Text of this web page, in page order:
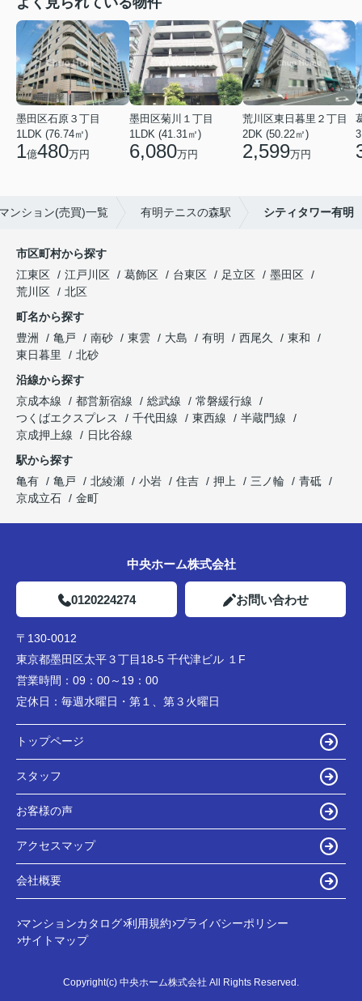
墨田区石原３丁目
1LDK (76.74㎡)
1億480万円
墨田区菊川１丁目
1LDK (41.31㎡)
6,080万円
荒川区東日暮里２丁目
2DK (50.22㎡)
2,599万円
ンション(売買)一覧 有明テニスの森駅 シティタワー有明
市区町村から探す
江東区
江戸川区 葛飾区 台東区 足立区
墨田区
荒川区
北区
町名から探す
豊洲
亀戸 南砂 東雲 大島 有明 西尾久
東和
東日暮里
北砂
沿線から探す
京成本線
都営新宿線 総武線
常磐緩行線
つくばエクスプレス
千代田線 東西線
半蔵門線
京成押上線
日比谷線
駅から探す
亀有
亀戸 北綾瀬 小岩 住吉 押上 三ノ輪
青砥
京成立石
金町
中央ホーム株式会社
0120224274 お問い合わせ
〒130-0012
東京都墨田区太平３丁目18-5 千代津ビル １F
営業時間： 09：00～19：00
定休日： 毎週水曜日・第１、第３火曜日
トップページ
スタッフ
お客様の声
アクセスマップ
会社概要
マンションカタログ 利用規約 プライバシーポリシー
サイトマップ
Copyright(c) 中央ホーム株式会社 All Rights Reserved.